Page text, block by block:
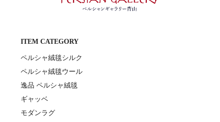
ITEM CATEGORY
ペルシャ絨毯シルク
ペルシャ絨毯ウール
逸品 ペルシャ絨毯
ギャッベ
モダンラグ